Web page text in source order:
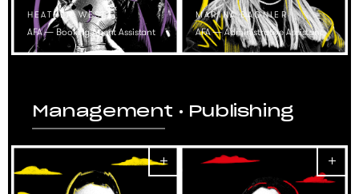
HEATHER WEST
AFA — Booking Agent Assistant
MARINA BAGNIER
AFA — Administrative Assistant
Management • Publishing